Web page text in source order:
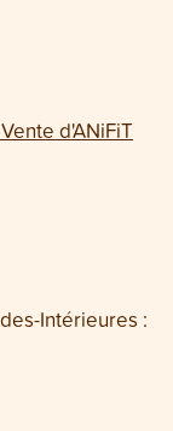
d'ANiFiT
Intérieures :